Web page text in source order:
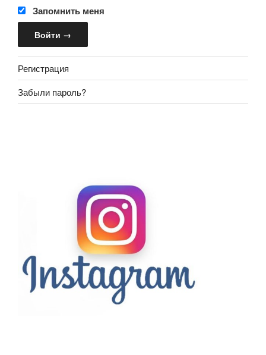
Запомнить меня
Регистрация
Забыли пароль?